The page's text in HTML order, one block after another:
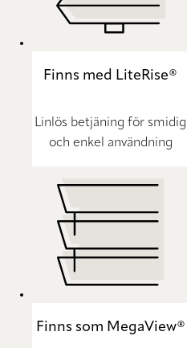
Finns med LiteRise®
Linlös betjäning för smidig
och enkel användning
Finns som MegaView®